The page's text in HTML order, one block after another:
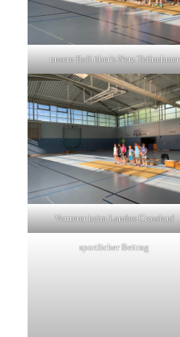
unsere Ball über’s Netz Teilnehmer
Vertreter beim Landes-Crosslauf
sportlicher Beitrag